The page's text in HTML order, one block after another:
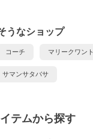
うなショップ
コーチ マリークワント
サマンサタバサ
テムから探す